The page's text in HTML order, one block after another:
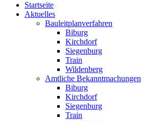
Startseite
Aktuelles
Bauleitplanverfahren
Biburg
Kirchdorf
Siegenburg
Train
Wildenberg
Amtliche Bekanntmachungen
Biburg
Kirchdorf
Siegenburg
Train